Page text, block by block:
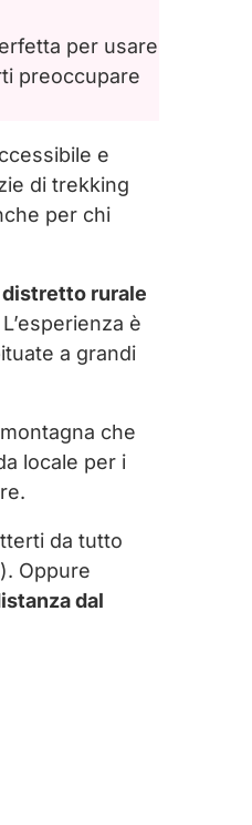
per usare
preoccupare
e
di trekking
per chi
distretto rurale
è
a grandi
che
locale per i
da tutto
). Oppure
dal